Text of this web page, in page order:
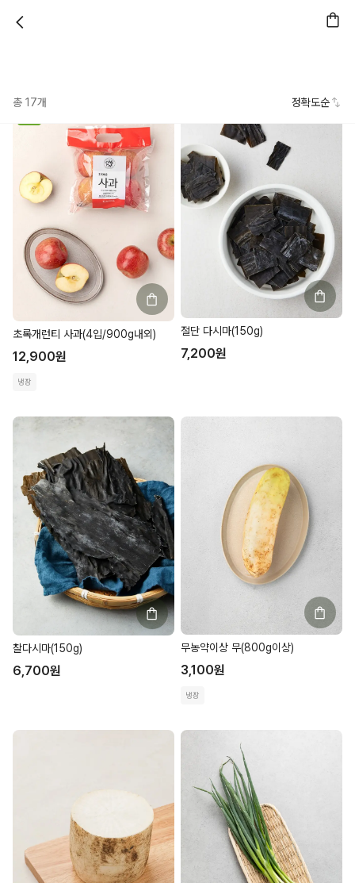
총 17개 정확도순
초록개런티 사과(4입/900g내외)
12,900원
냉장
절단 다시마(150g)
7,200원
찰다시마(150g)
6,700원
무농약이상 무(800g이상)
3,100원
냉장